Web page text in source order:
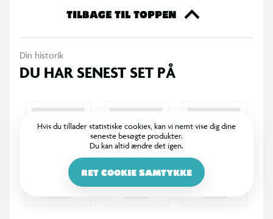
passer perfekt til små hænder. Det er det ideelle sæt til både
TILBAGE TIL TOPPEN
Din historik
DU HAR SENEST SET PÅ
Hvis du tillader statistiske cookies, kan vi nemt vise dig dine
seneste besøgte produkter.
Du kan altid ændre det igen.
RET COOKIE SAMTYKKE